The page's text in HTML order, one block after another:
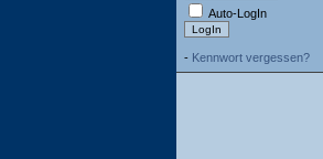
Auto-LogIn
- Kennwort vergessen?